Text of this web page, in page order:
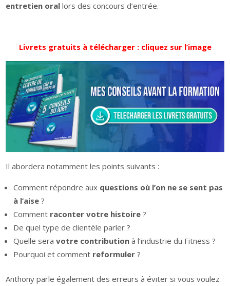
entretien oral lors des concours d’entrée.
Livrets gratuits à télécharger : cliquez sur l’image
Il abordera notamment les points suivants :
Comment répondre aux questions où l’on ne se sent pas
à l’aise ?
Comment raconter votre histoire ?
De quel type de clientèle parler ?
Quelle seravotre contribution à l’industrie du Fitness ?
Pourquoi et comment reformuler ?
Anthony parle également des erreurs à éviter si vous voulez